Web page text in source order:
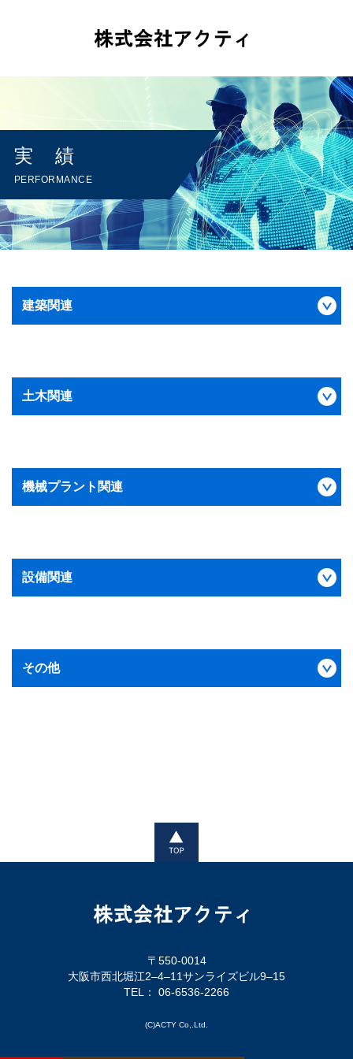
実 績
PERFORMANCE
建築関連
土木関連
機械プラント関連
設備関連
その他
〒550-0014
大阪市西北堀江2–4–11サンライズビル9–15
TEL： 06-6536-2266
(C)ACTY Co,.Ltd.